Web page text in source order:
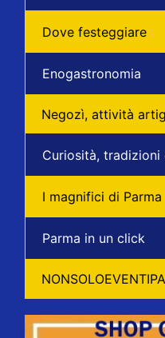
Dove festeggiare
Enogastronomia
Negozì, attività
Curiosità, tradizioni
I magnifici di Parma
Parma in un click